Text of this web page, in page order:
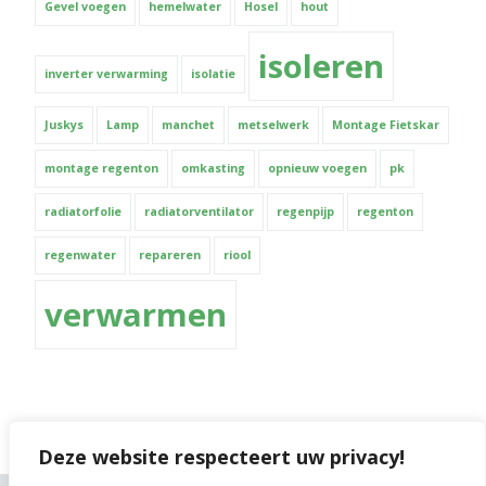
Deze website respecteert uw privacy!
Gevel voegen hemelwater Hosel hout
inverter verwarming isolatie isoleren
Juskys Lamp manchet metselwerk Montage Fietskar
montage regenton omkasting opnieuw voegen pk
radiatorfolie radiatorventilator regenpijp regenton
regenwater repareren riool
verwarmen